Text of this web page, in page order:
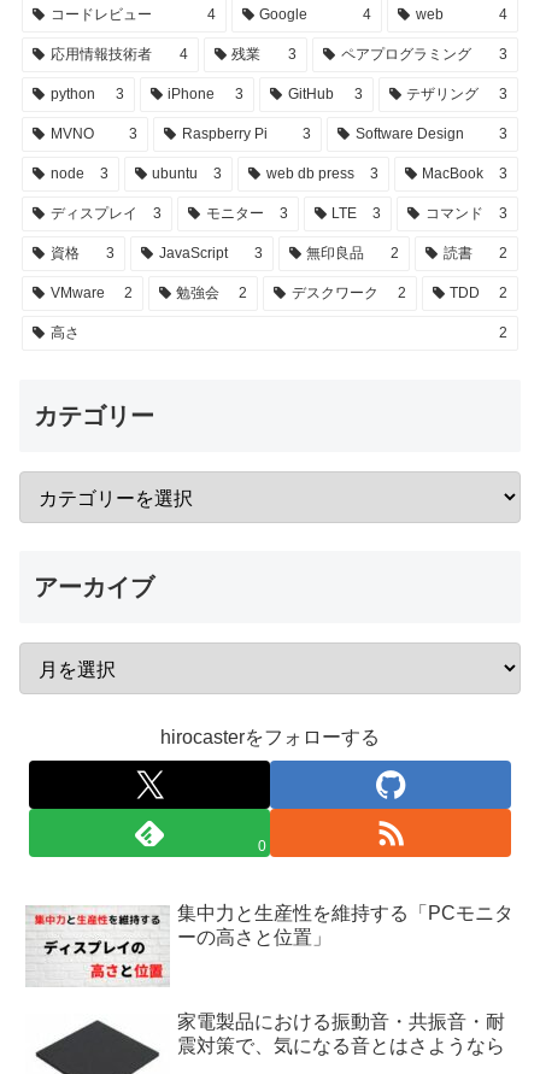
コードレビュー 4 Google 4 web 4
応用情報技術者 4 残業 3 ペアプログラミング 3
python 3 iPhone 3 GitHub 3 テザリング 3
MVNO 3 Raspberry Pi 3 Software Design 3
node 3 ubuntu 3 web db press 3 MacBook 3
ディスプレイ 3 モニター 3 LTE 3 コマンド 3
資格 3 JavaScript 3 無印良品 2 読書 2
VMware 2 勉強会 2 デスクワーク 2 TDD 2
高さ 2
カテゴリー
アーカイブ
hirocasterをフォローする
0
集中力と生産性を維持する「PCモニタ
ーの高さと位置」
家電製品における振動音・共振音・耐
震対策で、気になる音とはさようなら